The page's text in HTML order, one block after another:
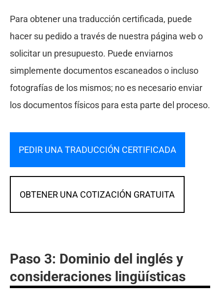
Para obtener una traducción certificada, puede
hacer su pedido a través de nuestra página web o
solicitar un presupuesto. Puede enviarnos
simplemente documentos escaneados o incluso
fotografías de los mismos; no es necesario enviar
los documentos físicos para esta parte del proceso.
PEDIR UNA TRADUCCIÓN CERTIFICADA
OBTENER UNA COTIZACIÓN GRATUITA
Paso 3: Dominio del inglés y
consideraciones lingüísticas